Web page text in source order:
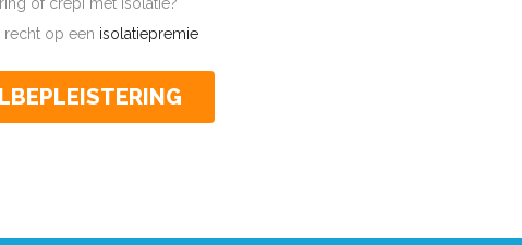
recht op een isolatiepremie